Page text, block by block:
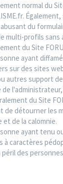
normal du
du
multi-profils sans
du Site
ayant
sur des sites
autres support
du Site
de détourner les
et de la calomnie.
ayant tenu
à caractères
des